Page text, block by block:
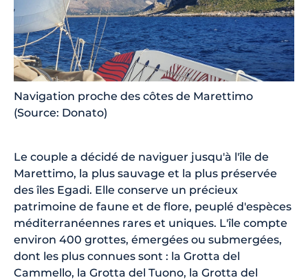
Navigation proche des côtes de Marettimo
(Source: Donato)
Le couple a décidé de naviguer jusqu'à l'île de
Marettimo, la plus sauvage et la plus préservée
des îles Egadi. Elle conserve un précieux
patrimoine de faune et de flore, peuplé d'espèces
méditerranéennes rares et uniques. L'île compte
environ 400 grottes, émergées ou submergées,
dont les plus connues sont : la Grotta del
Cammello, la Grotta del Tuono, la Grotta del